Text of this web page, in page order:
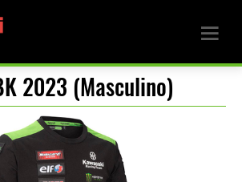
2023 (Masculino)